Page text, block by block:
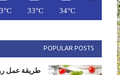
34°C
33°C
POPULAR POSTS
طريقة عمل